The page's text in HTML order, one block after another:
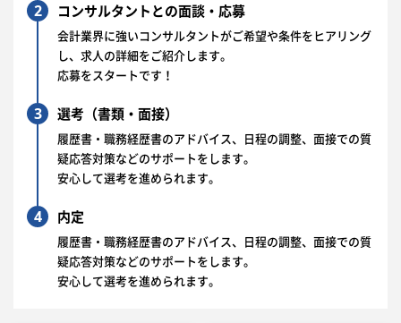
2 コンサルタントとの面談・応募
会計業界に強いコンサルタントがご希望や条件をヒアリング
し、求人の詳細をご紹介します。
応募をスタートです！
3 選考（書類・面接）
履歴書・職務経歴書のアドバイス、日程の調整、面接での質
疑応答対策などのサポートをします。
安心して選考を進められます。
4 内定
履歴書・職務経歴書のアドバイス、日程の調整、面接での質
疑応答対策などのサポートをします。
安心して選考を進められます。